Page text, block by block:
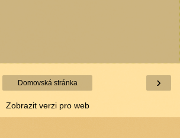
›
Domovská stránka
Zobrazit verzi pro web